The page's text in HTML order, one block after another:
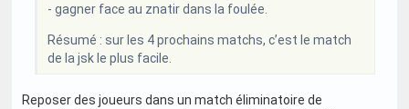
- gagner face au znatir dans la foulée.
Résumé : sur les 4 prochains matchs, c’est le match
de la jsk le plus facile.
Reposer des joueurs dans un match éliminatoire de